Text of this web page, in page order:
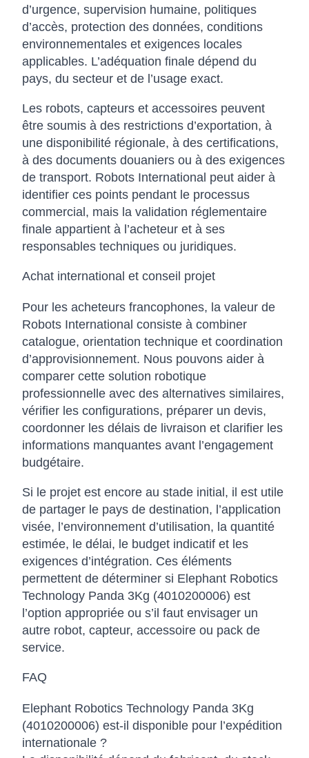
d’urgence, supervision humaine, politiques
d’accès, protection des données, conditions
environnementales et exigences locales
applicables. L’adéquation finale dépend du
pays, du secteur et de l’usage exact.
Les robots, capteurs et accessoires peuvent
être soumis à des restrictions d’exportation, à
une disponibilité régionale, à des certifications,
à des documents douaniers ou à des exigences
de transport. Robots International peut aider à
identifier ces points pendant le processus
commercial, mais la validation réglementaire
finale appartient à l’acheteur et à ses
responsables techniques ou juridiques.
Achat international et conseil projet
Pour les acheteurs francophones, la valeur de
Robots International consiste à combiner
catalogue, orientation technique et coordination
d’approvisionnement. Nous pouvons aider à
comparer cette solution robotique
professionnelle avec des alternatives similaires,
vérifier les configurations, préparer un devis,
coordonner les délais de livraison et clarifier les
informations manquantes avant l’engagement
budgétaire.
Si le projet est encore au stade initial, il est utile
de partager le pays de destination, l’application
visée, l’environnement d’utilisation, la quantité
estimée, le délai, le budget indicatif et les
exigences d’intégration. Ces éléments
permettent de déterminer si Elephant Robotics
Technology Panda 3Kg (4010200006) est
l’option appropriée ou s’il faut envisager un
autre robot, capteur, accessoire ou pack de
service.
FAQ
Elephant Robotics Technology Panda 3Kg
(4010200006) est-il disponible pour l’expédition
internationale ?